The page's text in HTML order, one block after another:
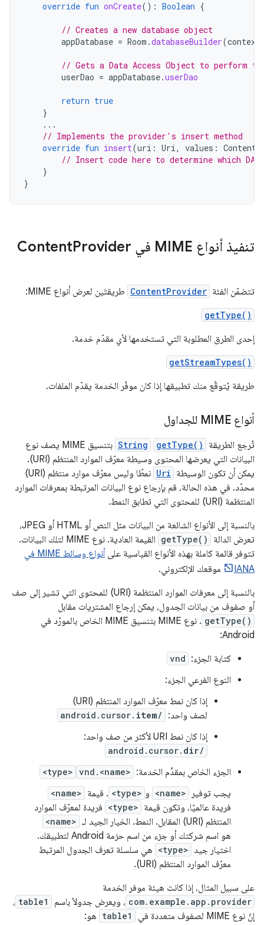
override fun onCreate(): Boolean {
// Creates a new database object
appDatabase = Room .databaseBuilder(context
// Gets a Data Access Object to perform
userDao = appDatabase.userDao
return true
}
...
// Implements the provider's insert method
override fun insert(uri : Uri, values :
// Insert code here to determine which
}
}
تنفيذ أنواع MIME في Content Provider
تتضمّن الفئة ContentProvider طريقتَين لعرض أنواع MIME:
getType()
إحدى الطرق المطلوبة التي تستخدمها لأي مقدّم خدمة.
getStreamTypes()
طريقة يُتوقّع منك تطبيقها إذا كان موفّر الخدمة يقدّم الملفات.
أنواع MIME للجداول
تُرجع الطريقة getType()
String
بتنسيق MIME يصف نوع
البيانات التي يعرضها المحتوى وسيطة معرّف الموارد المنتظم (URI).
يمكن أن تكون الوسيطة Uri
نمطًا وليس معرّف موارد منتظم (URI)
محدّد. في هذه الحالة، قم بإرجاع نوع البيانات المرتبطة بمعرفات الموارد
المنتظمة (URI) للمحتوى التي تطابق النمط.
بالنسبة إلى الأنواع الشائعة من البيانات مثل النص أو HTML أو JPEG،
تعرض الدالة
getType()
القيمة العادية. نوع MIME لتلك البيانات.
تتوفر قائمة كاملة بهذه الأنواع القياسية على
أنواع وسائط MIME في
IANA
موقعك الإلكتروني.
بالنسبة إلى معرفات الموارد المنتظمة (URI) للمحتوى التي تشير إلى صف
أو صفوف من بيانات الجدول، يمكن إرجاع المشتريات مقابل
getType()
. نوع MIME بتنسيق MIME الخاص بالمورّد في
Android:
كتابة الجزء: vnd
النوع الفرعي الجزء:
إذا كان نمط معرّف الموارد المنتظم (URI)
لصف واحد:
android.cursor. item/
إذا كان نمط URI لأكثر من صف واحد:
android.cursor. dir/
الجزء الخاص بمقدِّم الخدمة: vnd.<name>
<type>
يجب توفير <name> و <type> . قيمة <name>
فريدة عالميًا، وتكون قيمة <type> فريدة لمعرّف الموارد
المنتظم (URI) المقابل. النمط. الخيار الجيد لـ
<name>
هو اسم شركتك أو جزء من اسم حزمة Android لتطبيقك.
اختيار جيد <type> هي سلسلة تعرف الجدول المرتبط
معرّف الموارد المنتظم (URI).
على سبيل المثال، إذا كانت هيئة موفر الخدمة
com.example.app.provider ، ويعرض جدولاً باسم table1 ،
إنّ نوع MIME لصفوف متعددة في
table1 هو: